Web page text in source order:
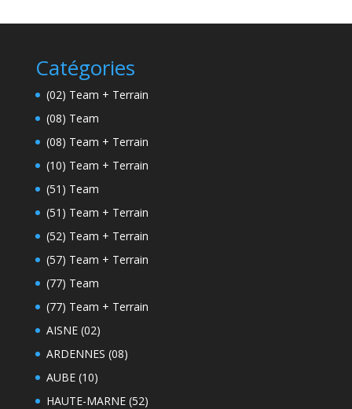
Catégories
(02) Team + Terrain
(08) Team
(08) Team + Terrain
(10) Team + Terrain
(51) Team
(51) Team + Terrain
(52) Team + Terrain
(57) Team + Terrain
(77) Team
(77) Team + Terrain
AISNE (02)
ARDENNES (08)
AUBE (10)
HAUTE-MARNE (52)